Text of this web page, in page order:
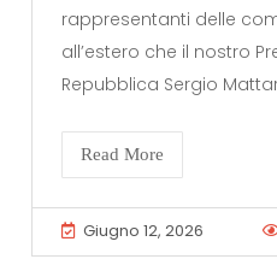
rappresentanti delle
all’estero che il nostro
Repubblica Sergio
Read More
Giugno 12, 2026